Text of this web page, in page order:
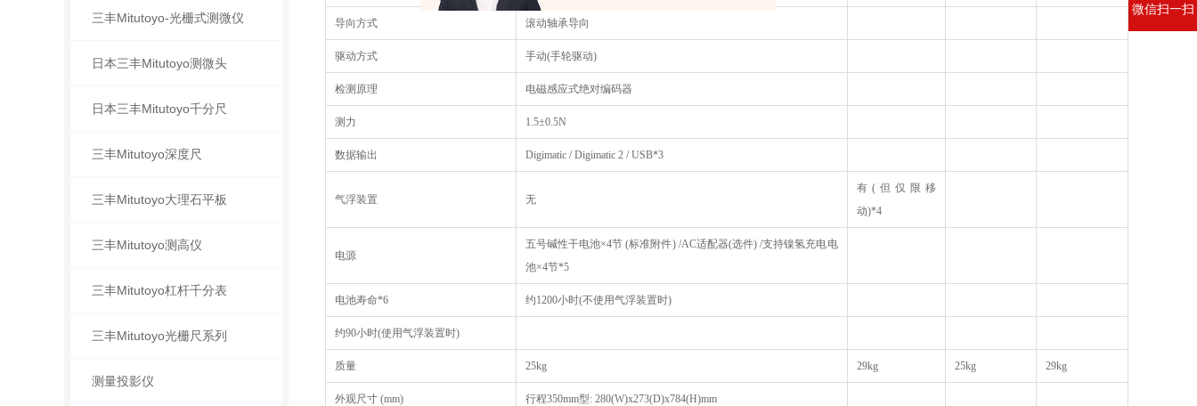
三丰Mitutoyo-光栅式测微仪
日本三丰Mitutoyo测微头
日本三丰Mitutoyo千分尺
三丰Mitutoyo深度尺
三丰Mitutoyo大理石平板
三丰Mitutoyo测高仪
三丰Mitutoyo杠杆千分表
三丰Mitutoyo光栅尺系列
测量投影仪
导向方式 滚动轴承导向
驱动方式 手动(手轮驱动)
检测原理 电磁感应式绝对编码器
测力 1.5±0.5N
数据输出 Digimatic / Digimatic 2 / USB*3
气浮装置 无
有(但仅限移
动)*4
电源
五号碱性干电池×4节 (标准附件) /AC适配器(选件) /支持镍氢充电电
池×4节*5
电池寿命*6 约1200小时(不使用气浮装置时)
约90小时(使用气浮装置时)
质量 25kg 29kg 25kg 29kg
外观尺寸 (mm) 行程350mm型: 280(W)x273(D)x784(H)mm
微信扫一扫